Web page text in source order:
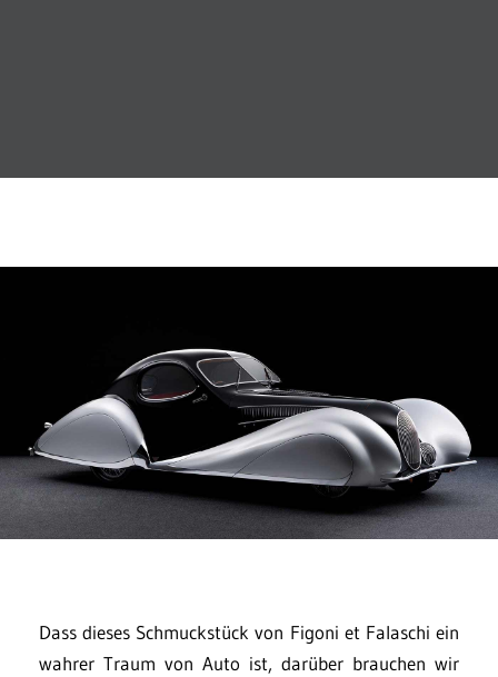
Dass dieses Schmuckstück von Figoni et Falaschi ein
wahrer Traum von Auto ist, darüber brauchen wir